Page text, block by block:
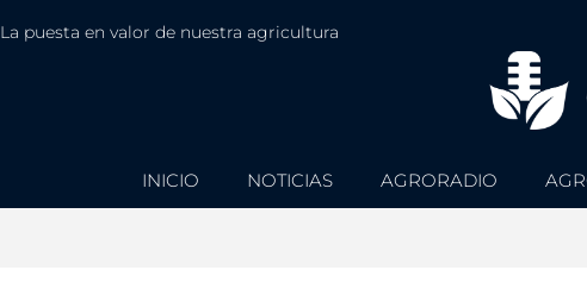
La puesta en valor de nuestra agricultura
INICIO NOTICIAS AGRORADIO